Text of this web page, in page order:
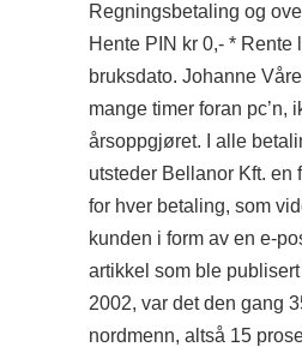
Regningsbetaling og
Hente PIN kr 0,- * Rente
bruksdato. Johanne
mange timer foran pc’n,
årsoppgjøret. I alle
utsteder Bellanor Kft. en
for hver betaling, som
kunden i form av en e-
artikkel som ble
2002, var det den gang
nordmenn, altså 15